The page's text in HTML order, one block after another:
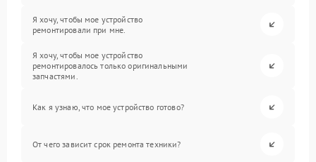
Я хочу, чтобы мое устройство
ремонтировали при мне.
Я хочу, чтобы мое устройство
ремонтировалось только оригинальными
запчастями.
Как я узнаю, что мое устройство готово?
От чего зависит срок ремонта техники?